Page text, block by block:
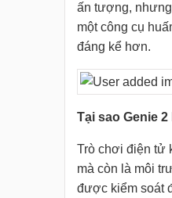
ấn tượng,
một công cụ
đáng kể hơn.
Tại sao Genie
Trò chơi điện tử
mà còn là môi
được kiểm soát